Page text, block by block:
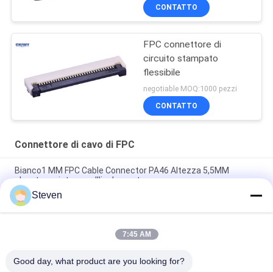
CONTATTO
FPC connettore di
circuito stampato
flessibile
negotiable MOQ:1000 pezzi
CONTATTO
Connettore di cavo di FPC
Bianco1 MM FPC Cable Connector PA46 Altezza 5,5MM
elevata resistenza all'isolamento
Collegatore FFC FPC verticale flessibile, Fosforo Bronzo 0,5
mm FPC
1.0 mm Altura del connettore del cavo FPC orizzontale 2.17
Steven
7:45 AM
Good day, what product are you looking for?